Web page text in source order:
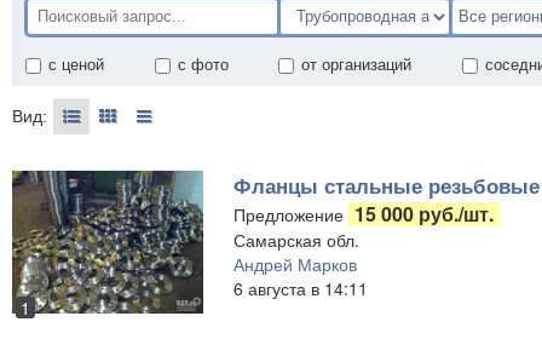
с ценой с фото от организаций
Вид:
1
Фланцы стальные резьбовые
Предложение 15 000 руб./шт.
Самарская обл.
Андрей Марков
6 августа в 14:11